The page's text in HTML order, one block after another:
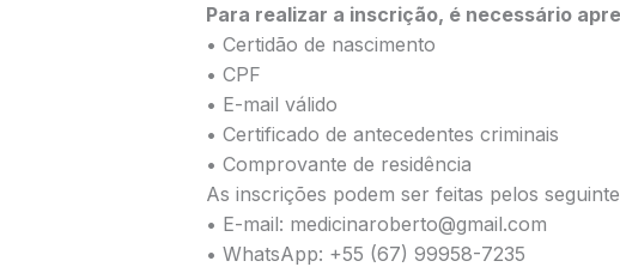
Para realizar a inscrição, é necessário
• Certidão de nascimento
• CPF
• E-mail válido
• Certificado de antecedentes criminais
• Comprovante de residência
As inscrições podem ser feitas pelos
• E-mail: medicinaroberto@gmail.com
• WhatsApp: +55 (67) 99958-7235